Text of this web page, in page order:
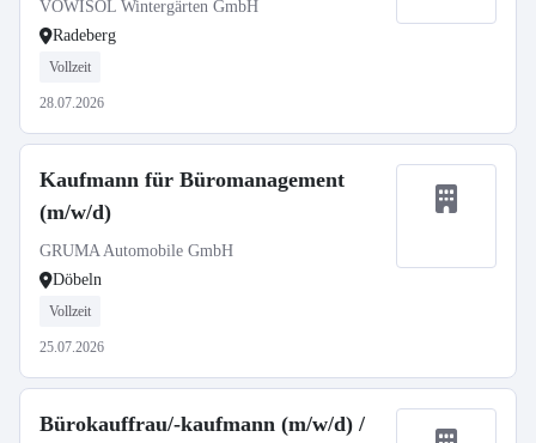
VOWISOL Wintergärten GmbH
Radeberg
Vollzeit
28.07.2026
Kaufmann für Büromanagement
(m/w/d)
GRUMA Automobile GmbH
Döbeln
Vollzeit
25.07.2026
Bürokauffrau/-kaufmann (m/w/d) /